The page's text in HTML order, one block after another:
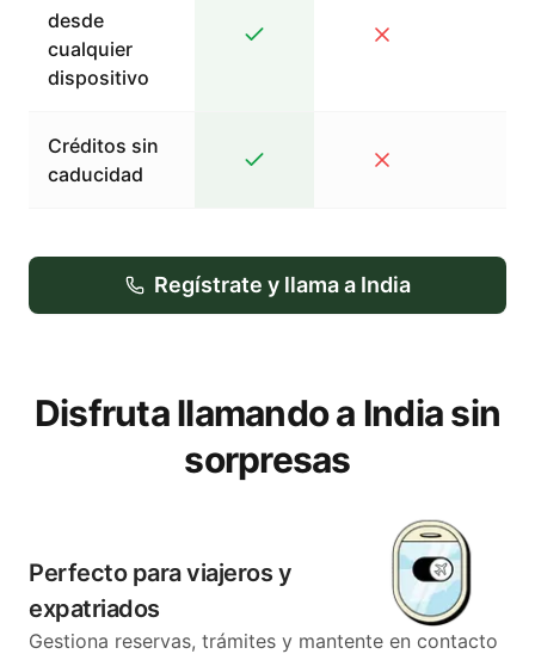
desde
cualquier
dispositivo
Créditos sin
caducidad
Regístrate y llama a India
Disfruta llamando a India sin
sorpresas
Perfecto para viajeros y
expatriados
Gestiona reservas, trámites y mantente en contacto